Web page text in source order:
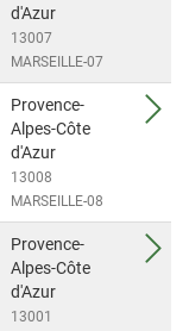
d'Azur
13007
MARSEILLE-07
Provence-
Alpes-Côte
d'Azur
13008
MARSEILLE-08
Provence-
Alpes-Côte
d'Azur
13001